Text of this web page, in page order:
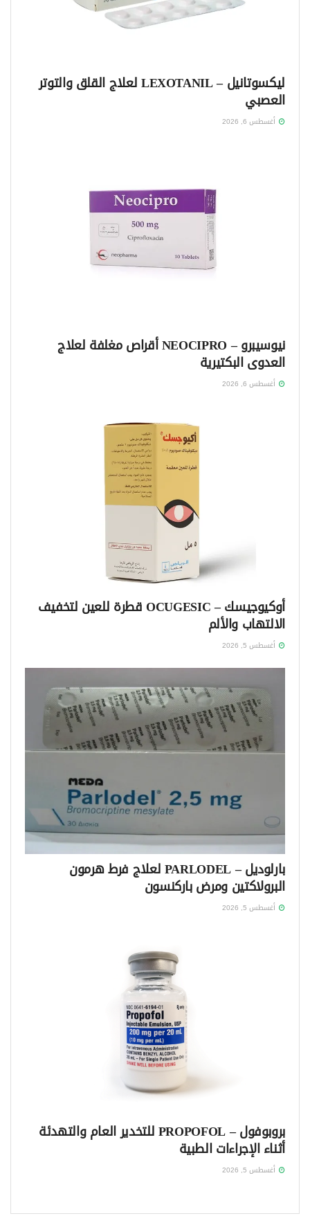
ليكسوتانيل – LEXOTANIL لعلاج القلق والتوتر
العصبي
أغسطس 6, 2026
نيوسيبرو – NEOCIPRO أقراص مغلفة لعلاج
العدوى البكتيرية
أغسطس 6, 2026
أوكيوجيسك – OCUGESIC قطرة للعين لتخفيف
الالتهاب والألم
أغسطس 5, 2026
بارلوديل – PARLODEL لعلاج فرط هرمون
البرولاكتين ومرض باركنسون
أغسطس 5, 2026
بروبوفول – PROPOFOL للتخدير العام والتهدئة
أثناء الإجراءات الطبية
أغسطس 5, 2026